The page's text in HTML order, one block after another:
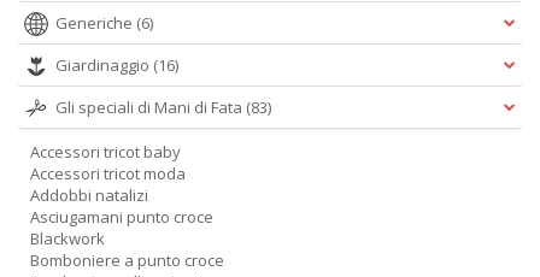
Generiche (6)
Giardinaggio (16)
Gli speciali di Mani di Fata (83)
Accessori tricot baby
Accessori tricot moda
Addobbi natalizi
Asciugamani punto croce
Blackwork
Bomboniere a punto croce